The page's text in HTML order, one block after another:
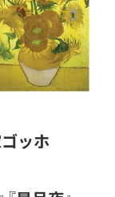
ゴッホ